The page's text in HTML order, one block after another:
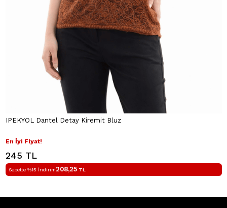
IPEKYOL Dantel Detay Kiremit Bluz
En İyi Fiyat!
245 TL
Sepette %15 İndirim208,25 TL